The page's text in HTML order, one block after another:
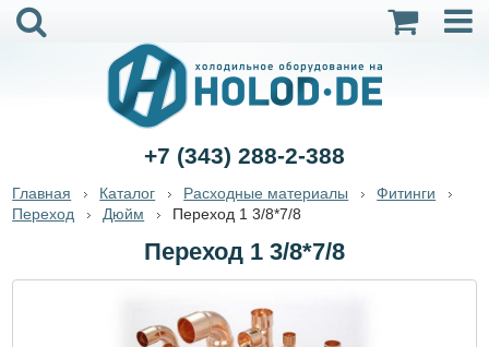
+7 (343) 288-2-388
Главная Каталог Расходные материалы
Фитинги
Переход
Дюйм Переход 1 3/8*7/8
Переход 1 3/8*7/8